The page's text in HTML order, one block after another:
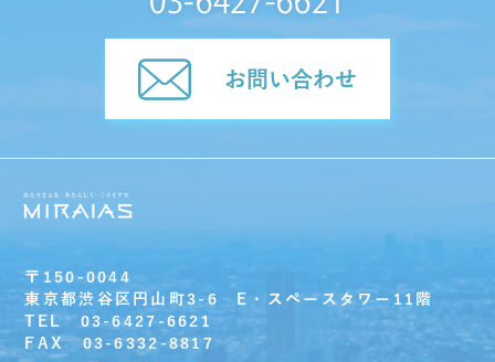
お問い合わせ
〒150-0044
東京都渋谷区円山町3-6 E・スペースタワー11階
TEL 03-6427-6621
FAX 03-6332-8817